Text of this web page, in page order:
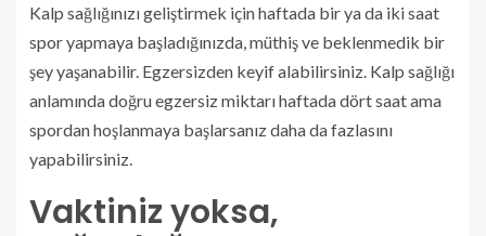
Kalp sağlığınızı geliştirmek için haftada bir ya da iki saat
spor yapmaya başladığınızda, müthiş ve beklenmedik bir
şey yaşanabilir. Egzersizden keyif alabilirsiniz. Kalp sağlığı
anlamında doğru egzersiz miktarı haftada dört saat ama
spordan hoşlanmaya başlarsanız daha da fazlasını
yapabilirsiniz.
Vaktiniz yoksa,